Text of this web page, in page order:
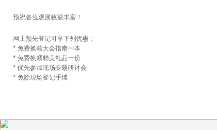
预祝各位观展收获丰富！
网上预先登记可享下列优惠：
* 免费换领大会指南一本
* 免费换领精美礼品一份
* 优先参加现场专题研讨会
* 免除现场登记手续